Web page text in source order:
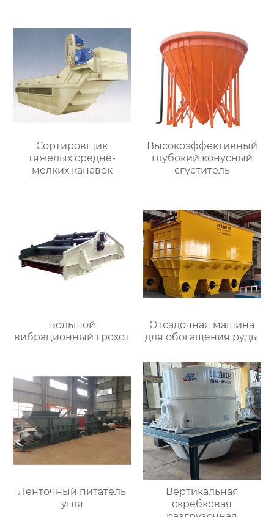
Сортировщик
тяжелых средне-
мелких канавок
Высокоэффективный
глубокий конусный
сгуститель
Большой
вибрационный грохот
Отсадочная машина
для обогащения руды
Ленточный питатель
угля
Вертикальная
скребковая